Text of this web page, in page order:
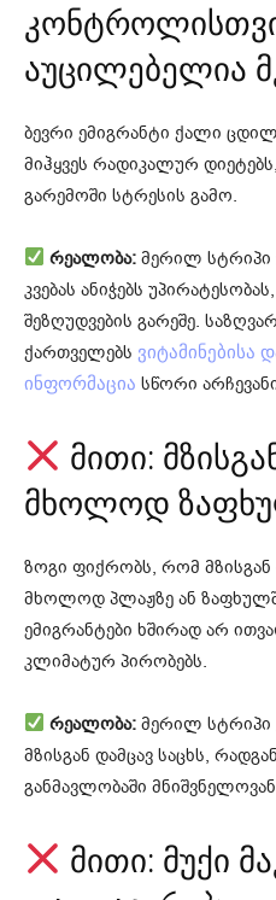
აუცილებელია
ბევრი ემიგრანტი ქალი
მიჰყვეს რადიკალურ
გარემოში სტრესის გამო.
რეალობა: მერილ სტრიპი
კვებას ანიჭებს
შეზღუდვების გარეშე.
ქართველებს ვიტამინებისა
ინფორმაცია სწორი
მითი:
მხოლოდ
ზოგი ფიქრობს, რომ მზისგან
მხოლოდ პლაჟზე ან
ემიგრანტები ხშირად არ
კლიმატურ პირობებს.
რეალობა: მერილ სტრიპი
მზისგან დამცავ საცხს,
განმავლობაში
მითი: მუქი